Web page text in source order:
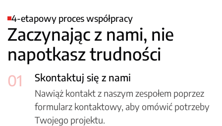
4-etapowy proces współpracy
Zaczynając z nami, nie
napotkasz trudności
01 Skontaktuj się z nami
Nawiąż kontakt z naszym zespołem poprzez
formularz kontaktowy, aby omówić potrzeby
Twojego projektu.